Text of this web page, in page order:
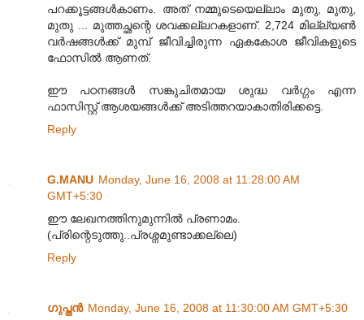
പറക്കൂട്ടങ്ങള്‍കാണം. അത് നമ്മുടെയെല്ലാം മുതു, മുതു,
മുതു ... മുത്തച്ഛന്റെ ശവക്കല്ലറകളാണ്. 2,724 മില്ല്യണ്‍
വര്‍ഷങ്ങള്‍ക്ക് മുമ്പ് ജീവിച്ചിരുന്ന ഏകകോശ ജീവികളുടെ
ഫോസില്‍ ആണത്.
ഈ പഠനങ്ങള്‍ സങ്കുചിതമായ ശുദ്ധ വര്‍ഗ്ഗം എന്ന
ഫാസിസ്റ്റ് ആശയങ്ങള്‍ക്ക് അടിത്തറയാകാതിരിക്കട്ടെ.
Reply
G.MANU Monday, June 16, 2008 at 11:28:00 AM
GMT+5:30
ഈ ലേഖനത്തിനുമുന്നില്‍ പ്രണാമം.
(പ്രിന്റെടുത്തു..പ്രശ്നമുണ്ടാക്കല്ലെ)
Reply
ഗുപ്തന്‍ Monday, June 16, 2008 at 11:30:00 AM GMT+5:30